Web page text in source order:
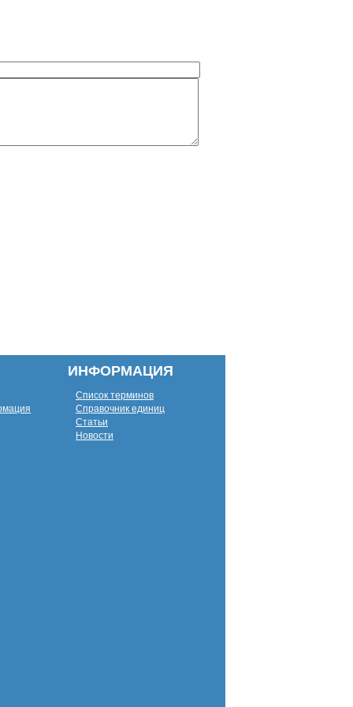
ИНФОРМАЦИЯ
Список терминов
Справочник единиц
Статьи
Новости